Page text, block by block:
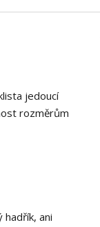
jedoucí
rozměrům
ani